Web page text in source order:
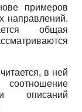
примеров
направлений.
общая
в ней
описаний